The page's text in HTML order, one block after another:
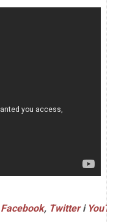
Facebook, Twitterі